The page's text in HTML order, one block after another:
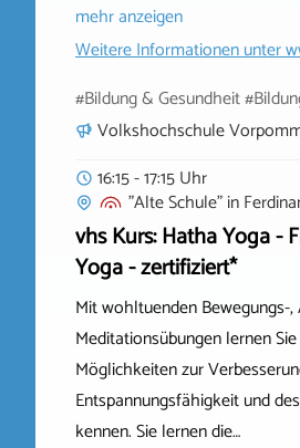
mehr anzeigen
Weitere Informationen unter
#Bildung & Gesundheit
Volkshochschule
16:15 - 17:15 Uhr
"Alte Schule"in
vhs Kurs: Hatha Yoga -
Yoga - zertifiziert*
Mit wohltuenden Bewegungs-
Meditationsübungen lernen
Möglichkeiten zur
Entspannungsfähigkeit und
kennen. Sie lernen die…